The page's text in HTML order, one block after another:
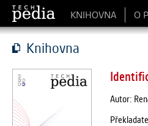
KNIHOVNA O
Knihovna
Autor: